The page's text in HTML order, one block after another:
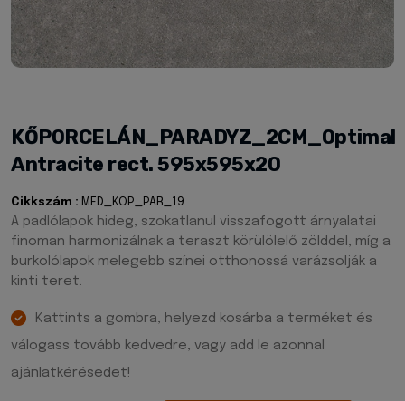
KŐPORCELÁN_PARADYZ_2CM_Optimal
Antracite rect. 595x595x20
Cikkszám : MED_KOP_PAR_19
A padlólapok hideg, szokatlanul visszafogott árnyalatai
finoman harmonizálnak a teraszt körülölelő zölddel, míg a
burkolólapok melegebb színei otthonossá varázsolják a
kinti teret.
Kattints a gombra, helyezd kosárba a terméket és
válogass tovább kedvedre, vagy add le azonnal
ajánlatkérésedet!